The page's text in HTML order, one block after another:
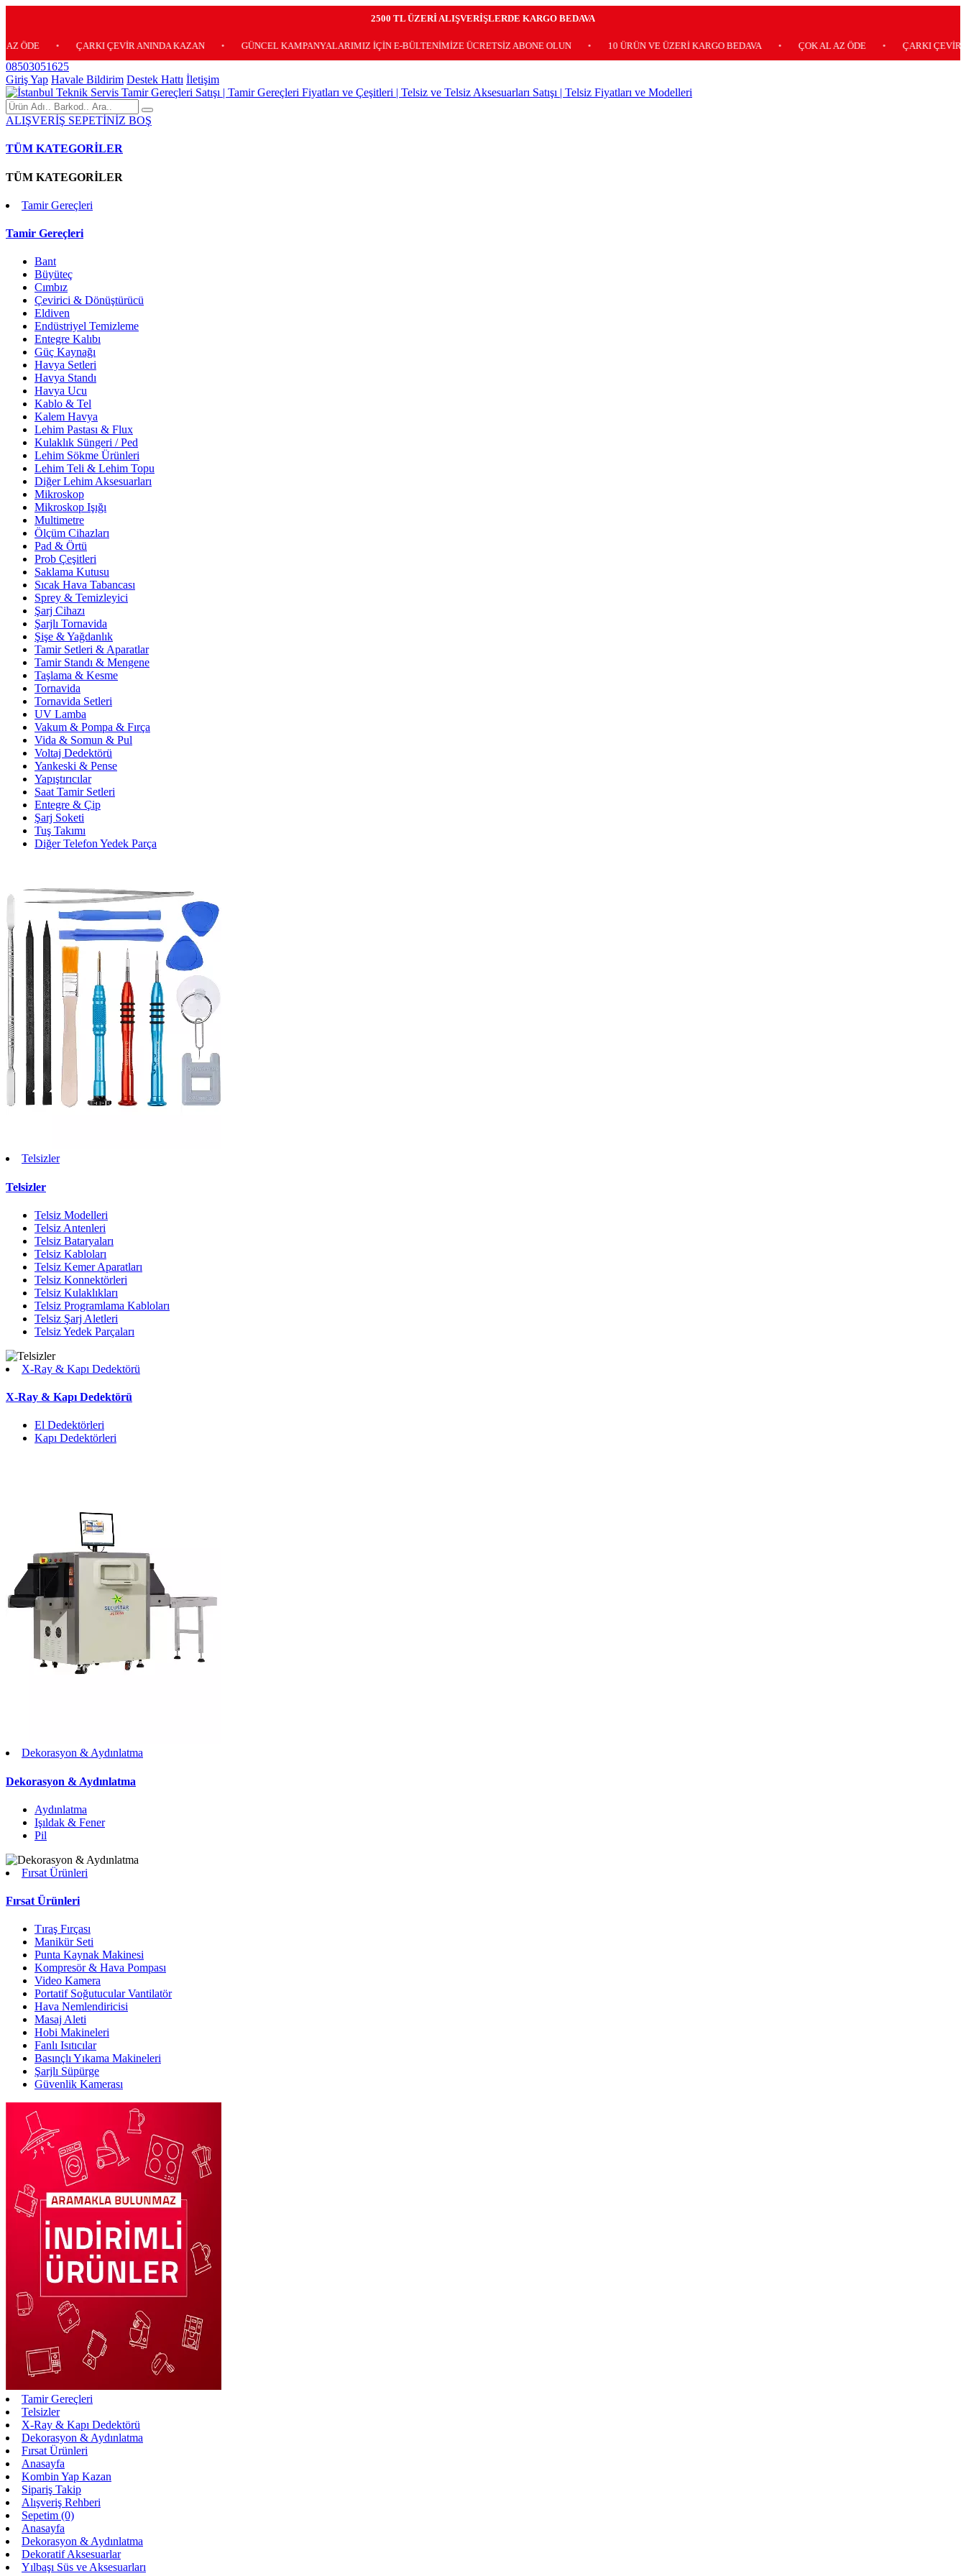
2500 TL ÜZERİ ALIŞVERİŞLERDE KARGO BEDAVA
• ÇARKI ÇEVİR ANINDA KAZAN • GÜNCEL KAMPANYALARIMIZ İÇİN E-BÜLTENİMİZE ÜCRETSİZ ABONE OLUN • 10 ÜRÜN VE ÜZERİ KARGO BEDAVA • ÇOK AL AZ ÖDE • ÇARKI ÇEVİR ANINDA
08503051625
Giriş Yap Havale Bildirim Destek Hattı İletişim
ALIŞVERİŞ SEPETİNİZ BOŞ
TÜM KATEGORİLER
TÜM KATEGORİLER
Tamir Gereçleri
Tamir Gereçleri
Bant
Büyüteç
Cımbız
Çevirici & Dönüştürücü
Eldiven
Endüstriyel Temizleme
Entegre Kalıbı
Güç Kaynağı
Havya Setleri
Havya Standı
Havya Ucu
Kablo & Tel
Kalem Havya
Lehim Pastası & Flux
Kulaklık Süngeri / Ped
Lehim Sökme Ürünleri
Lehim Teli & Lehim Topu
Diğer Lehim Aksesuarları
Mikroskop
Mikroskop Işığı
Multimetre
Ölçüm Cihazları
Pad & Örtü
Prob Çeşitleri
Saklama Kutusu
Sıcak Hava Tabancası
Sprey & Temizleyici
Şarj Cihazı
Şarjlı Tornavida
Şişe & Yağdanlık
Tamir Setleri & Aparatlar
Tamir Standı & Mengene
Taşlama & Kesme
Tornavida
Tornavida Setleri
UV Lamba
Vakum & Pompa & Fırça
Vida & Somun & Pul
Voltaj Dedektörü
Yankeski & Pense
Yapıştırıcılar
Saat Tamir Setleri
Entegre & Çip
Şarj Soketi
Tuş Takımı
Diğer Telefon Yedek Parça
Telsizler
Telsizler
Telsiz Modelleri
Telsiz Antenleri
Telsiz Bataryaları
Telsiz Kabloları
Telsiz Kemer Aparatları
Telsiz Konnektörleri
Telsiz Kulaklıkları
Telsiz Programlama Kabloları
Telsiz Şarj Aletleri
Telsiz Yedek Parçaları
X-Ray & Kapı Dedektörü
X-Ray & Kapı Dedektörü
El Dedektörleri
Kapı Dedektörleri
Dekorasyon & Aydınlatma
Dekorasyon & Aydınlatma
Aydınlatma
Işıldak & Fener
Pil
Fırsat Ürünleri
Fırsat Ürünleri
Tıraş Fırçası
Manikür Seti
Punta Kaynak Makinesi
Kompresör & Hava Pompası
Video Kamera
Portatif Soğutucular Vantilatör
Hava Nemlendiricisi
Masaj Aleti
Hobi Makineleri
Fanlı Isıtıcılar
Basınçlı Yıkama Makineleri
Şarjlı Süpürge
Güvenlik Kamerası
Tamir Gereçleri
Telsizler
X-Ray & Kapı Dedektörü
Dekorasyon & Aydınlatma
Fırsat Ürünleri
Anasayfa
Kombin Yap Kazan
Sipariş Takip
Alışveriş Rehberi
Sepetim (0)
Anasayfa
Dekorasyon & Aydınlatma
Dekoratif Aksesuarlar
Yılbaşı Süs ve Aksesuarları